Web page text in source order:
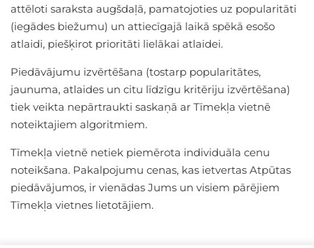
attēloti saraksta augšdaļā, pamatojoties uz popularitāti
(iegādes biežumu) un attiecīgajā laikā spēkā esošo
atlaidi, piešķirot prioritāti lielākai atlaidei.
Piedāvājumu izvērtēšana (tostarp popularitātes,
jaunuma, atlaides un citu līdzīgu kritēriju izvērtēšana)
tiek veikta nepārtraukti saskaņā ar Tīmekļa vietnē
noteiktajiem algoritmiem.
Tīmekļa vietnē netiek piemērota individuāla cenu
noteikšana. Pakalpojumu cenas, kas ietvertas Atpūtas
piedāvājumos, ir vienādas Jums un visiem pārējiem
Tīmekļa vietnes lietotājiem.